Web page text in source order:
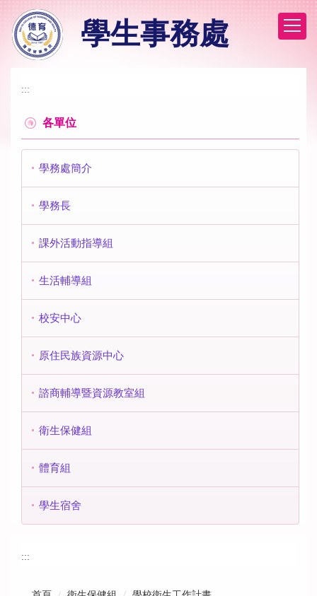
到
主
學生事務處
:::
各單位
學務處簡介
學務長
課外活動指導組
生活輔導組
校安中心
原住民族資源中心
諮商輔導暨資源教室組
衛生保健組
體育組
學生宿舍
:::